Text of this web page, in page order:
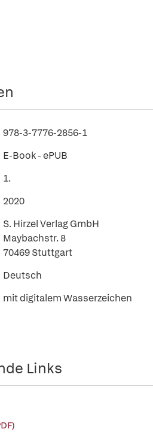
978-3-7776-2856-1
E-Book - ePUB
1.
2020
S. Hirzel Verlag GmbH
Maybachstr. 8
70469 Stuttgart
Deutsch
mit digitalem Wasserzeichen
Links